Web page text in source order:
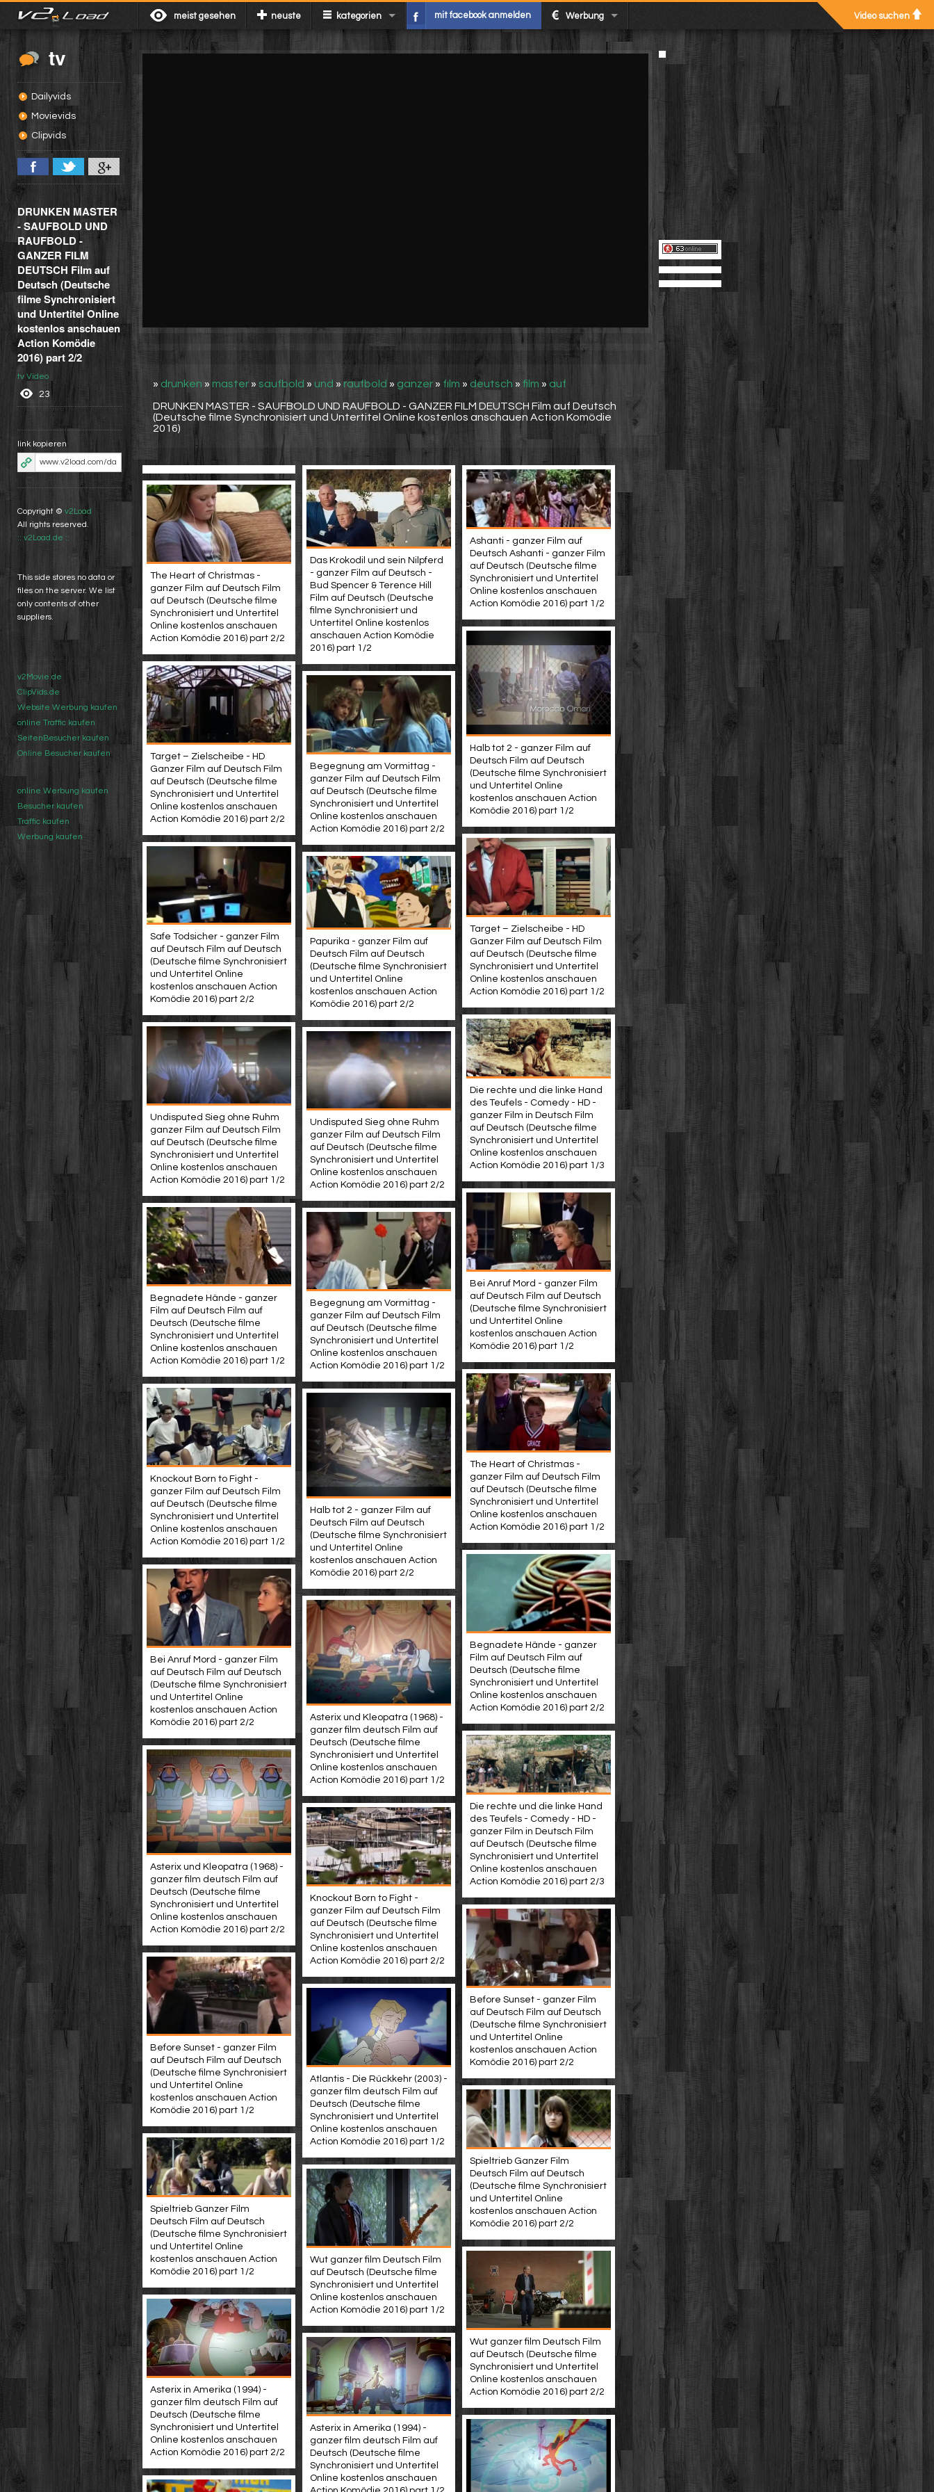
meist gesehen neuste kategorien mit facebook anmelden Werbung Video suchen
tv
Dailyvids
Movievids
Clipvids
DRUNKEN MASTER
- SAUFBOLD UND
RAUFBOLD -
GANZER FILM
DEUTSCH Film auf
Deutsch (Deutsche
filme Synchronisiert
und Untertitel Online
kostenlos anschauen
Action Komödie
2016) part 2/2
tv Video
23
link kopieren
Copyright © v2Load
All rights reserved.
:: v2Load.de ::
This side stores no data or
files on the server. We list
only contents of other
suppliers.
v2Movie.de
ClipVids.de
Website Werbung kaufen
online Traffic kaufen
SeitenBesucher kaufen
Online Besucher kaufen
online Werbung kaufen
Besucher kaufen
Traffic kaufen
Werbung kaufen
» drunken » master » saufbold » und » raufbold » ganzer » fılm » deutsch » film » auf
DRUNKEN MASTER - SAUFBOLD UND RAUFBOLD - GANZER FILM DEUTSCH Film auf Deutsch
(Deutsche filme Synchronisiert und Untertitel Online kostenlos anschauen Action Komödie
2016)
Das Krokodil und sein Nilpferd
- ganzer Film auf Deutsch -
Bud Spencer & Terence Hill
Film auf Deutsch (Deutsche
filme Synchronisiert und
Untertitel Online kostenlos
anschauen Action Komödie
2016) part 1/2
Ashanti - ganzer Film auf
Deutsch Ashanti - ganzer Film
auf Deutsch (Deutsche filme
Synchronisiert und Untertitel
Online kostenlos anschauen
Action Komödie 2016) part 1/2
The Heart of Christmas -
ganzer Film auf Deutsch Film
auf Deutsch (Deutsche filme
Synchronisiert und Untertitel
Online kostenlos anschauen
Action Komödie 2016) part 2/2
Halb tot 2 - ganzer Film auf
Deutsch Film auf Deutsch
(Deutsche filme Synchronisiert
und Untertitel Online
kostenlos anschauen Action
Komödie 2016) part 1/2
Target – Zielscheibe - HD
Ganzer Film auf Deutsch Film
auf Deutsch (Deutsche filme
Synchronisiert und Untertitel
Online kostenlos anschauen
Action Komödie 2016) part 2/2
Begegnung am Vormittag -
ganzer Film auf Deutsch Film
auf Deutsch (Deutsche filme
Synchronisiert und Untertitel
Online kostenlos anschauen
Action Komödie 2016) part 2/2
Target – Zielscheibe - HD
Ganzer Film auf Deutsch Film
auf Deutsch (Deutsche filme
Synchronisiert und Untertitel
Online kostenlos anschauen
Action Komödie 2016) part 1/2
Safe Todsicher - ganzer Film
auf Deutsch Film auf Deutsch
(Deutsche filme Synchronisiert
und Untertitel Online
kostenlos anschauen Action
Komödie 2016) part 2/2
Papurika - ganzer Film auf
Deutsch Film auf Deutsch
(Deutsche filme Synchronisiert
und Untertitel Online
kostenlos anschauen Action
Komödie 2016) part 2/2
Die rechte und die linke Hand
des Teufels - Comedy - HD -
ganzer Film in Deutsch Film
auf Deutsch (Deutsche filme
Synchronisiert und Untertitel
Online kostenlos anschauen
Action Komödie 2016) part 1/3
Undisputed Sieg ohne Ruhm
ganzer Film auf Deutsch Film
auf Deutsch (Deutsche filme
Synchronisiert und Untertitel
Online kostenlos anschauen
Action Komödie 2016) part 1/2
Undisputed Sieg ohne Ruhm
ganzer Film auf Deutsch Film
auf Deutsch (Deutsche filme
Synchronisiert und Untertitel
Online kostenlos anschauen
Action Komödie 2016) part 2/2
Bei Anruf Mord - ganzer Film
auf Deutsch Film auf Deutsch
(Deutsche filme Synchronisiert
und Untertitel Online
kostenlos anschauen Action
Komödie 2016) part 1/2
Begnadete Hände - ganzer
Film auf Deutsch Film auf
Deutsch (Deutsche filme
Synchronisiert und Untertitel
Online kostenlos anschauen
Action Komödie 2016) part 1/2
Begegnung am Vormittag -
ganzer Film auf Deutsch Film
auf Deutsch (Deutsche filme
Synchronisiert und Untertitel
Online kostenlos anschauen
Action Komödie 2016) part 1/2
The Heart of Christmas -
ganzer Film auf Deutsch Film
auf Deutsch (Deutsche filme
Synchronisiert und Untertitel
Online kostenlos anschauen
Action Komödie 2016) part 1/2
Knockout Born to Fight -
ganzer Film auf Deutsch Film
auf Deutsch (Deutsche filme
Synchronisiert und Untertitel
Online kostenlos anschauen
Action Komödie 2016) part 1/2
Halb tot 2 - ganzer Film auf
Deutsch Film auf Deutsch
(Deutsche filme Synchronisiert
und Untertitel Online
kostenlos anschauen Action
Komödie 2016) part 2/2
Begnadete Hände - ganzer
Film auf Deutsch Film auf
Deutsch (Deutsche filme
Synchronisiert und Untertitel
Online kostenlos anschauen
Action Komödie 2016) part 2/2
Bei Anruf Mord - ganzer Film
auf Deutsch Film auf Deutsch
(Deutsche filme Synchronisiert
und Untertitel Online
kostenlos anschauen Action
Komödie 2016) part 2/2
Asterix und Kleopatra (1968) -
ganzer film deutsch Film auf
Deutsch (Deutsche filme
Synchronisiert und Untertitel
Online kostenlos anschauen
Action Komödie 2016) part 1/2
Die rechte und die linke Hand
des Teufels - Comedy - HD -
ganzer Film in Deutsch Film
auf Deutsch (Deutsche filme
Synchronisiert und Untertitel
Online kostenlos anschauen
Action Komödie 2016) part 2/3
Asterix und Kleopatra (1968) -
ganzer film deutsch Film auf
Deutsch (Deutsche filme
Synchronisiert und Untertitel
Online kostenlos anschauen
Action Komödie 2016) part 2/2
Knockout Born to Fight -
ganzer Film auf Deutsch Film
auf Deutsch (Deutsche filme
Synchronisiert und Untertitel
Online kostenlos anschauen
Action Komödie 2016) part 2/2
Before Sunset - ganzer Film
auf Deutsch Film auf Deutsch
(Deutsche filme Synchronisiert
und Untertitel Online
kostenlos anschauen Action
Komödie 2016) part 2/2
Before Sunset - ganzer Film
auf Deutsch Film auf Deutsch
(Deutsche filme Synchronisiert
und Untertitel Online
kostenlos anschauen Action
Komödie 2016) part 1/2
Atlantis - Die Rückkehr (2003) -
ganzer film deutsch Film auf
Deutsch (Deutsche filme
Synchronisiert und Untertitel
Online kostenlos anschauen
Action Komödie 2016) part 1/2
Spieltrieb Ganzer Film
Deutsch Film auf Deutsch
(Deutsche filme Synchronisiert
und Untertitel Online
kostenlos anschauen Action
Komödie 2016) part 2/2
Spieltrieb Ganzer Film
Deutsch Film auf Deutsch
(Deutsche filme Synchronisiert
und Untertitel Online
kostenlos anschauen Action
Komödie 2016) part 1/2
Wut ganzer film Deutsch Film
auf Deutsch (Deutsche filme
Synchronisiert und Untertitel
Online kostenlos anschauen
Action Komödie 2016) part 1/2
Wut ganzer film Deutsch Film
auf Deutsch (Deutsche filme
Synchronisiert und Untertitel
Online kostenlos anschauen
Action Komödie 2016) part 2/2
Asterix in Amerika (1994) -
ganzer film deutsch Film auf
Deutsch (Deutsche filme
Synchronisiert und Untertitel
Online kostenlos anschauen
Action Komödie 2016) part 2/2
Asterix in Amerika (1994) -
ganzer film deutsch Film auf
Deutsch (Deutsche filme
Synchronisiert und Untertitel
Online kostenlos anschauen